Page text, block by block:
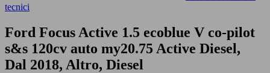
tecnici
Ford Focus Active 1.5 ecoblue V co-pilot
s&s 120cv auto my20.75 Active Diesel,
Dal 2018, Altro, Diesel